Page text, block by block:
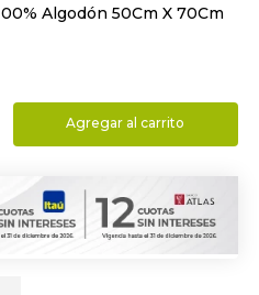
Algodón 50Cm X 70Cm
Agregar al carrito